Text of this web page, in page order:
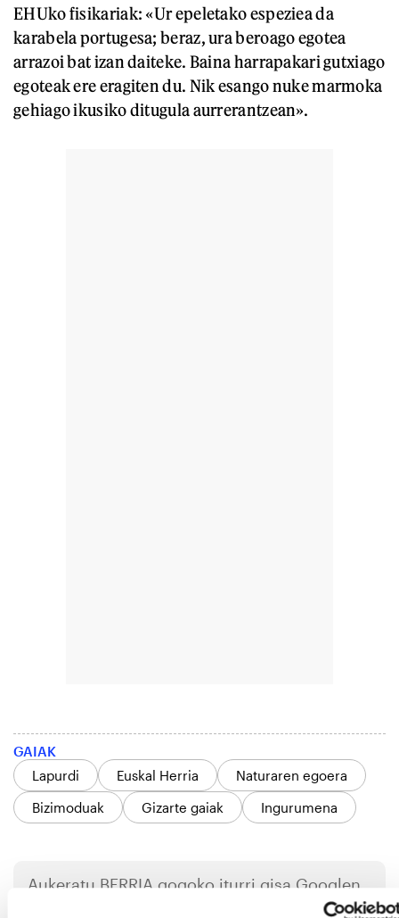
EHUko fisikariak: «Ur epeletako espeziea da
karabela portugesa; beraz, ura beroago egotea
arrazoi bat izan daiteke. Baina harrapakari gutxiago
egoteak ere eragiten du. Nik esango nuke marmoka
gehiago ikusiko ditugula aurrerantzean».
GAIAK
Lapurdi
Euskal Herria
Naturaren egoera
Bizimoduak
Gizarte gaiak Ingurumena
AukeratuBERRIAgogoko iturri gisa Googlen.